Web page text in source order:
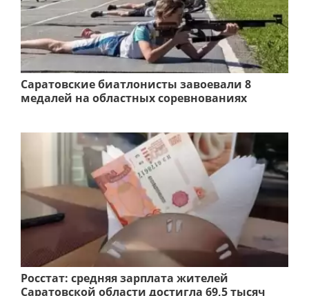
Саратовские биатлонисты завоевали 8
медалей на областных соревнованиях
Росстат: средняя зарплата жителей
Саратовской области достигла 69,5 тысяч